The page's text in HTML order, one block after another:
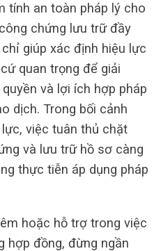
tính an toàn pháp lý cho
chứng lưu trữ đầy
giúp xác định hiệu lực
quan trọng để giải
và lợi ích hợp pháp
dịch. Trong bối cảnh
việc tuân thủ chặt
và lưu trữ hồ sơ càng
thực tiễn áp dụng pháp
hoặc hỗ trợ trong việc
hợp đồng, đừng ngần